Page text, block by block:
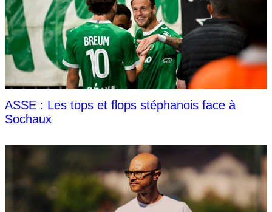
ASSE : Les tops et flops stéphanois face à
Sochaux